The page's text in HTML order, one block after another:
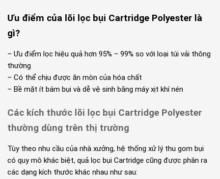
Ưu điểm của lõi lọc bụi Cartridge Polyester là
gì?
– Ưu điểm lọc hiệu quả hơn 95% – 99% so với loại túi vải thông
thường
– Có thể chịu được ăn mòn của hóa chất
– Bề mặt ít bám bụi và dễ vệ sinh bằng máy xịt khí nén
Các kích thước lõi lọc bụi Cartridge Polyester
thường dùng trên thị trường
Tùy theo nhu cầu của nhà xưởng, hệ thống xử lý thu gom bụi
có quy mô khác biệt, quả lọc bụi Cartridge cũng được phân ra
các dạng kích thước khác nhau như sau: